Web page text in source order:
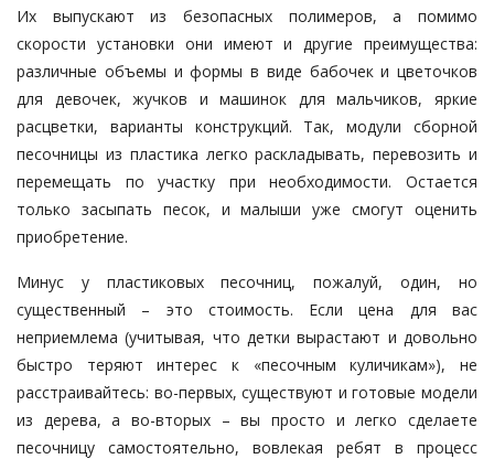
Их выпускают из безопасных полимеров, а помимо
скорости установки они имеют и другие преимущества:
различные объемы и формы в виде бабочек и цветочков
для девочек, жучков и машинок для мальчиков, яркие
расцветки, варианты конструкций. Так, модули сборной
песочницы из пластика легко раскладывать, перевозить и
перемещать по участку при необходимости. Остается
только засыпать песок, и малыши уже смогут оценить
приобретение.
Минус у пластиковых песочниц, пожалуй, один, но
существенный – это стоимость. Если цена для вас
неприемлема (учитывая, что детки вырастают и довольно
быстро теряют интерес к «песочным куличикам»), не
расстраивайтесь: во-первых, существуют и готовые модели
из дерева, а во-вторых – вы просто и легко сделаете
песочницу самостоятельно, вовлекая ребят в процесс